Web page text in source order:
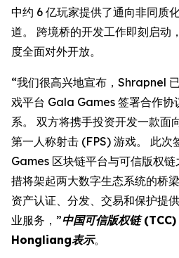
中约 6 亿玩家提供了通向非同质
道。 跨境桥的开发工作即刻启动
度全面对外开放。
“我们很高兴地宣布，Shrapnel
戏平台 Gala Games 签署合作协
系。 双方将携手投资开发一款面
第一人称射击 (FPS) 游戏。 此次
Games 区块链平台与可信版权
措将架起两大数字生态系统的桥
资产认证、分发、交易和保护提
业服务，”中国可信版权链
Hongliang表示。